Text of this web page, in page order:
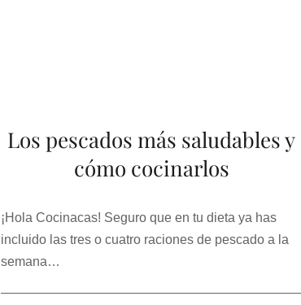
Los pescados más saludables y
cómo cocinarlos
¡Hola Cocinacas! Seguro que en tu dieta ya has
incluido las tres o cuatro raciones de pescado a la
semana…